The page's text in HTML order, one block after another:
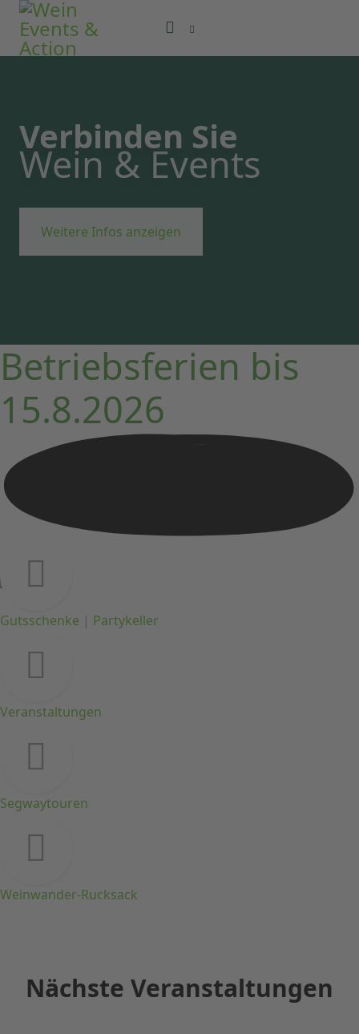
Verbinden Sie
Wein & Events
Weitere Infos anzeigen
Betriebsferien bis
15.8.2026
Gutsschenke | Partykeller
Veranstaltungen
Segwaytouren
Weinwander-Rucksack
Nächste Veranstaltungen